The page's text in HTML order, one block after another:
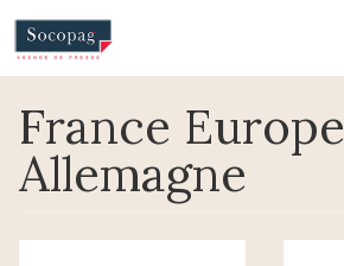
France Europe
Allemagne